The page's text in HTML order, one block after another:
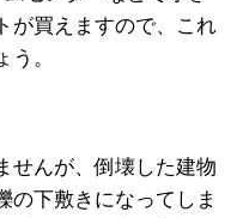
が買えますので、これ
。
せんが、倒壊した建物
の下敷きになってしま